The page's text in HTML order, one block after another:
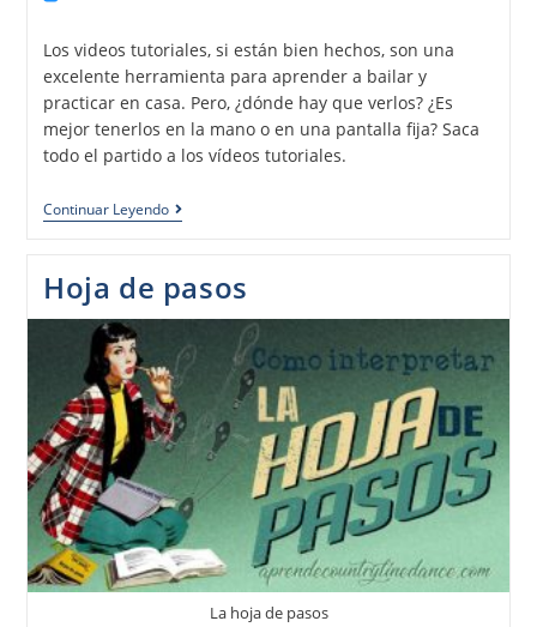
Los videos tutoriales, si están bien hechos, son una
excelente herramienta para aprender a bailar y
practicar en casa. Pero, ¿dónde hay que verlos? ¿Es
mejor tenerlos en la mano o en una pantalla fija? Saca
todo el partido a los vídeos tutoriales.
Continuar Leyendo
Hoja de pasos
La hoja de pasos